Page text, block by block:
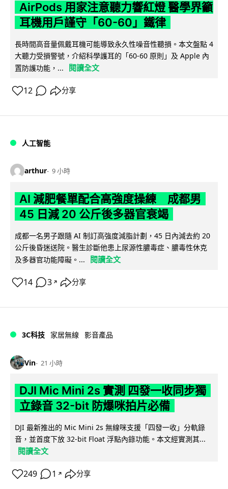
AirPods 用家注意聽力響紅燈 醫學界籲
耳機用戶謹守「60-60」鐵律
長時間高音量佩戴耳機可能導致永久性噪音性聽損。本文盤點 4
大聽力受損警號，介紹科學護耳的「60-60 原則」及 Apple 內
置防護功能，...
閱讀全文
12 分享
人工智能
arthur 9 小時
AI 減肥餐單配合高強度操練 成都男
45 日減 20 公斤後多器官衰竭
成都一名男子跟隨 AI 制訂高強度減脂計劃，45 日內減去約 20
公斤後昏迷送院。醫生診斷他患上尿源性膿毒症、膿毒性休克
及多器官功能障礙。...
閱讀全文
14 3 ↗ 分享
3C科技 家居無線 影音產品
Vin 21 小時
DJI Mic Mini 2s 實測 四發一收同步獨
立錄音 32-bit 防爆咪拍片必備
DJI 最新推出的 Mic Mini 2s 無線咪支援「四發一收」分軌錄
音，並首度下放 32-bit Float 浮點內錄功能。本文經實測其...
閱讀全文
249 1 ↗ 分享